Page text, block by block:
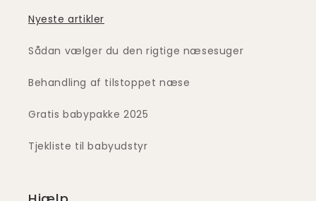
Nyeste artikler
Sådan vælger du den rigtige næsesuger
Behandling af tilstoppet næse
Gratis babypakke 2025
Tjekliste til babyudstyr